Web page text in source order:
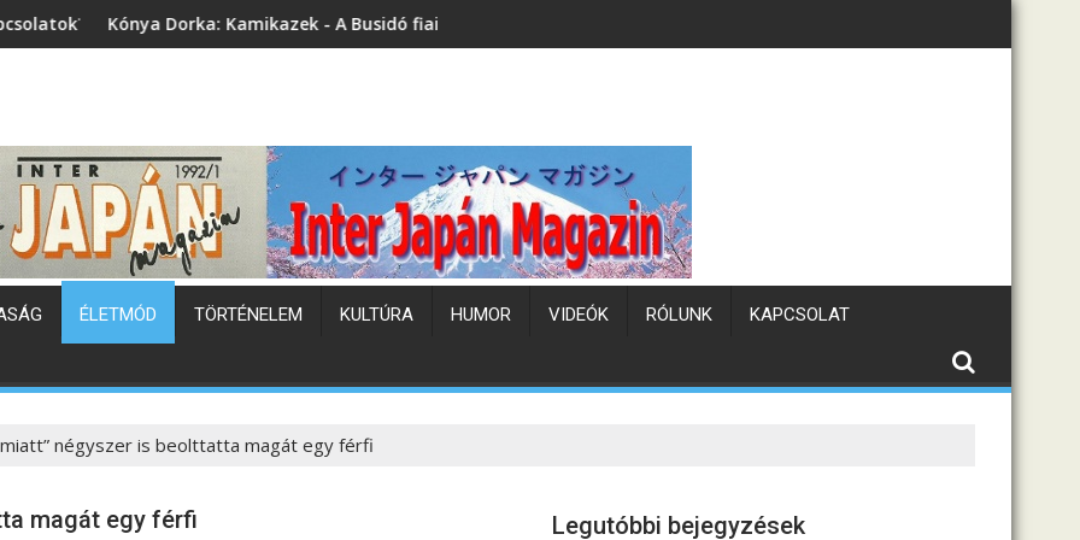
Dorka: Kamikazek - A Busidó fiai (könyvbemutató)
ÉLETMÓD TÖRTÉNELEM KULTÚRA HUMOR VIDEÓK RÓLUNK KAPCSOLAT
négyszer is beolttatta magát egy férfi
magát egy férfi Legutóbbi bejegyzések